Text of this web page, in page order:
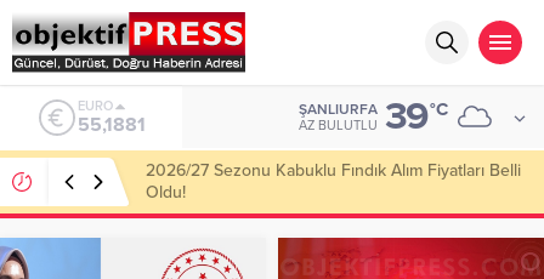
ALTIN
6.660,55
ŞANLIURFA
AZ BULUTLU 39°C
Haliliye Belediyesi Her Gün 4 Bin 898 Kişiye Sıcak
Yemek Ulaştırıyor!